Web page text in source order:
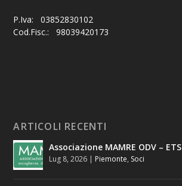
P.Iva: 03852830102
Cod.Fisc.: 98039420173
ARTICOLI RECENTI
Associazione MAMRE ODV – ETS
Lug 8, 2026 | Piemonte, Soci